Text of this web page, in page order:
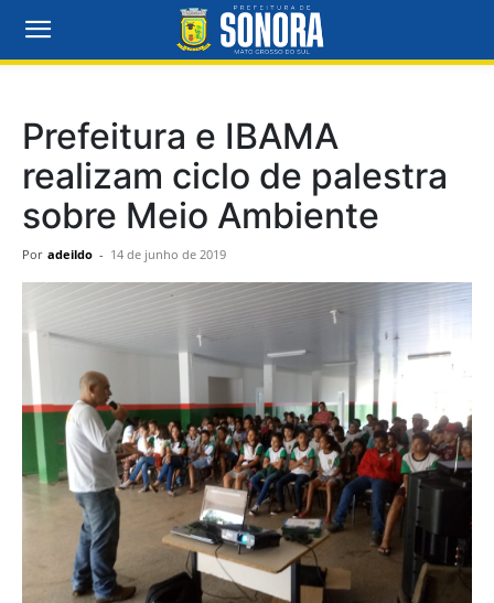
Prefeitura e IBAMA
realizam ciclo de palestra
sobre Meio Ambiente
Por adeildo - 14 de junho de 2019